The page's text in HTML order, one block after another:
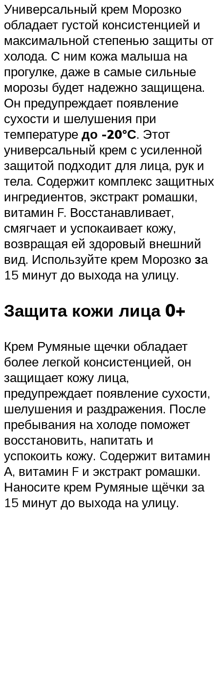
Универсальный крем Морозко
обладает густой консистенцией и
максимальной степенью защиты от
холода. С ним кожа малыша на
прогулке, даже в самые сильные
морозы будет надежно защищена.
Он предупреждает появление
сухости и шелушения при
температуре до -20°С. Этот
универсальный крем с усиленной
защитой подходит для лица, рук и
тела. Содержит комплекс защитных
ингредиентов, экстракт ромашки,
витамин F. Восстанавливает,
смягчает и успокаивает кожу,
возвращая ей здоровый внешний
вид. Используйте крем Морозко за
15 минут до выхода на улицу.
Защита кожи лица 0+
Крем Румяные щечки обладает
более легкой консистенцией, он
защищает кожу лица,
предупреждает появление сухости,
шелушения и раздражения. После
пребывания на холоде поможет
восстановить, напитать и
успокоить кожу. Cодержит витамин
А, витамин F и экстракт ромашки.
Наносите крем Румяные щёчки за
15 минут до выхода на улицу.